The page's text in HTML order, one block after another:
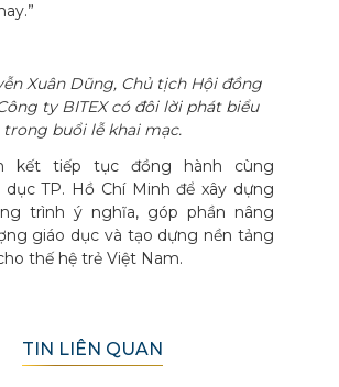
Xuân Dũng, Chủ tịch Hội đồng
ty BITEX có đôi lời phát biểu
trong buổi lễ khai mạc.
kết tiếp tục đồng hành cùng
dục TP. Hồ Chí Minh để xây dựng
trình ý nghĩa, góp phần nâng
giáo dục và tạo dựng nền tảng
thế hệ trẻ Việt Nam.
TIN LIÊN QUAN